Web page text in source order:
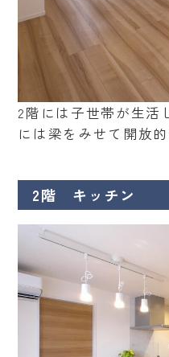
2階には子世帯が生活
には梁をみせて開放
2階 キッチン